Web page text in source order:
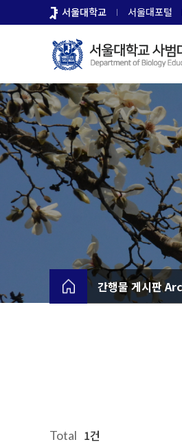
로
뉴
서울대학교 서울대포털
간행물 게시판
Total 1건